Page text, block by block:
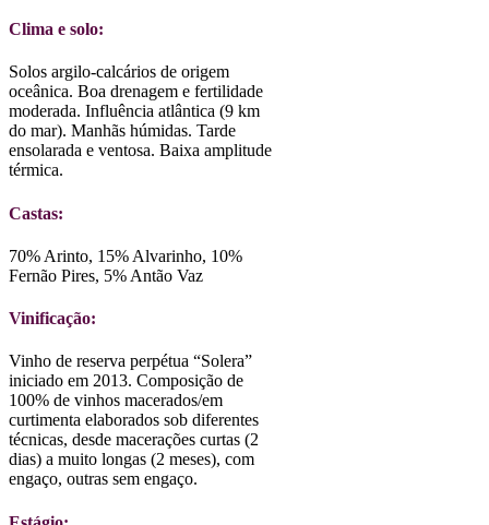
Clima e solo:
Solos argilo-calcários de origem
oceânica. Boa drenagem e fertilidade
moderada. Influência atlântica (9 km
do mar). Manhãs húmidas. Tarde
ensolarada e ventosa. Baixa amplitude
térmica.
Castas:
70% Arinto, 15% Alvarinho, 10%
Fernão Pires, 5% Antão Vaz
Vinificação:
Vinho de reserva perpétua “Solera”
iniciado em 2013. Composição de
100% de vinhos macerados/em
curtimenta elaborados sob diferentes
técnicas, desde macerações curtas (2
dias) a muito longas (2 meses), com
engaço, outras sem engaço.